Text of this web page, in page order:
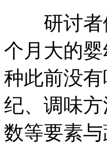
研讨者们
个月大的
种此前没
纪、调味
数等要素